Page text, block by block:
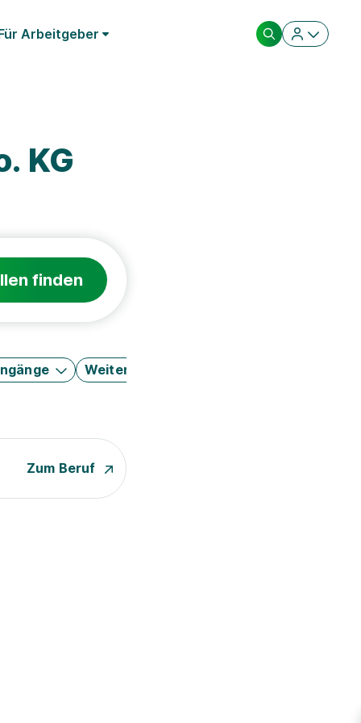
Arbeitgeber
KG
finden
Weitere Filter
Zum Beruf